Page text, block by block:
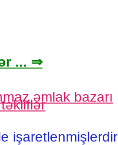
... ⇒
əmlak bazarı
işaretlenmişlerdir